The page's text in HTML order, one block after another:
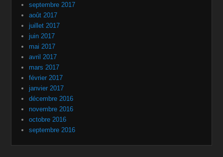
septembre 2017
août 2017
juillet 2017
juin 2017
mai 2017
avril 2017
mars 2017
février 2017
janvier 2017
décembre 2016
novembre 2016
octobre 2016
septembre 2016